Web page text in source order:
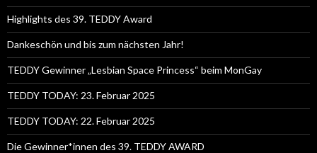
Highlights des 39. TEDDY Award
Dankeschön und bis zum nächsten Jahr!
TEDDY Gewinner „Lesbian Space Princess“ beim MonGay
TEDDY TODAY: 23. Februar 2025
TEDDY TODAY: 22. Februar 2025
Die Gewinner*innen des 39. TEDDY AWARD